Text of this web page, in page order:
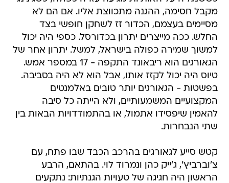
מקבל חסימה, ההגנה מתכווצת אליו. אם הם לא
מסיימים בעצמם, הכדור זז לשחקן חופשי בצד
החלש. ככה מייצרים יתרון בכדורסל. כספי היה יכול
למשוך שמירה כפולה בישראל, למשל. יתרון אחר של
הגאורגים הוא ריבאונד התקפה - 17 במספר אמש.
טיוס היה יכול לקזז אותו, אבל הוא לא היה בסביבה.
בפשטות - הגאורגים יותר טובים באלמנטים
המקצועיים המשמעותיים, ולא הייתה כל סיבה
להאמין שיפסידו אתמול, או בהתמודדויות הבאות בין
שתי הנבחרות.
קטש סייע לגאורגים בהרכב הכבד שבו פתח, עם
צ'וברביץ', ג'ייק כהן ונמרוד לוי. בהתאם, הרבע
הראשון היה חגיגה של טעויות הגנתיות: נתקעים